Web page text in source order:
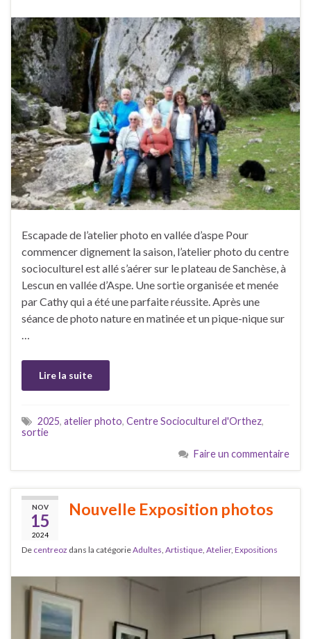
Escapade de l’atelier photo en vallée d’aspe Pour
commencer dignement la saison, l’atelier photo du centre
socioculturel est allé s’aérer sur le plateau de Sanchèse, à
Lescun en vallée d’Aspe. Une sortie organisée et menée
par Cathy qui a été une parfaite réussite. Après une
séance de photo nature en matinée et un pique-nique sur
…
Lire la suite
2025, atelier photo, Centre Socioculturel d'Orthez,
sortie
Faire un commentaire
NOV
15
2024
Nouvelle Exposition photos
De centreoz dans la catégorieAdultes Artistique Atelier, Expositions